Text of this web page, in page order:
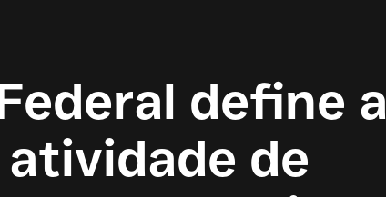
define a
de